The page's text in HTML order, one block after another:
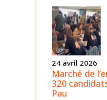
24 avril 2026
Marché de
320
Pau